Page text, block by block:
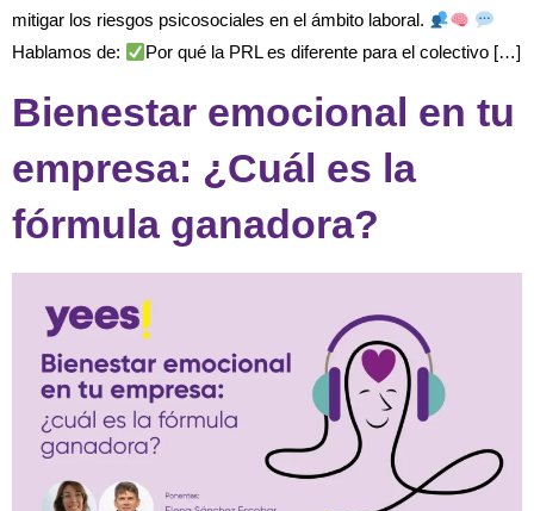
mitigar los riesgos psicosociales en el ámbito laboral.
Hablamos de:
Por qué la PRL es diferente para el colectivo […]
Bienestar emocional en tu
empresa: ¿Cuál es la
fórmula ganadora?